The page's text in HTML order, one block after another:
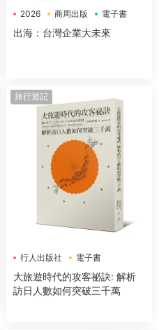
2026 商周出版 電子書
出海：台灣企業大未來
旅行遊記
行人出版社 電子書
大旅遊時代的攻客祕訣: 解析
訪日人數如何突破三千萬